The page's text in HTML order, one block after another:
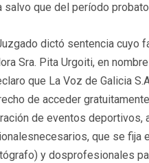
que del período
dictó sentencia cuyo
Sra. Pita Urgoiti, en
que La Voz de Galicia
de acceder
de eventos
que se fija
y dosprofesionales